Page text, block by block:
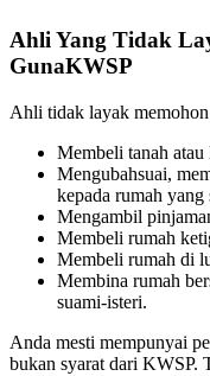
Ahli Yang Tidak
GunaKWSP
Ahli tidak layak
Membeli tanah atau
Mengubahsuai,
kepada rumah yang
Mengambil
Membeli rumah
Membeli rumah di
Membina rumah
suami-isteri.
Anda mesti mempunyai
bukan syarat dari KWSP.